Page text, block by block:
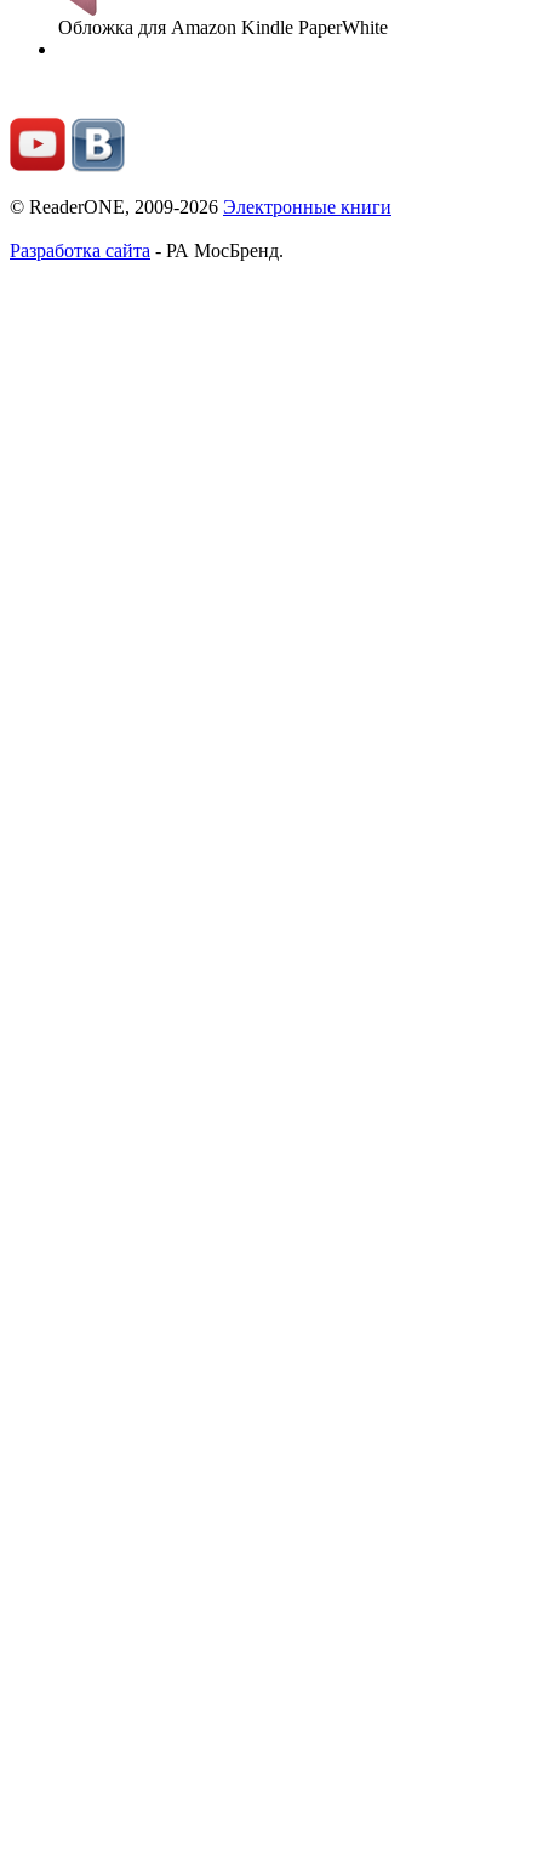
Обложка для Amazon Kindle PaperWhite
© ReaderONE, 2009-2026 Электронные книги
Разработка сайта - РА МосБренд.